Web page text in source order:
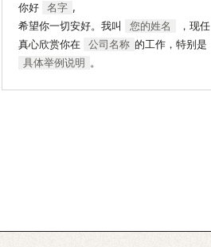
你好 名字 ,
希望你一切安好。我叫
您的姓名 ，现任
真心欣赏你在
公司名称 的工作，特别是
具体举例说明 。